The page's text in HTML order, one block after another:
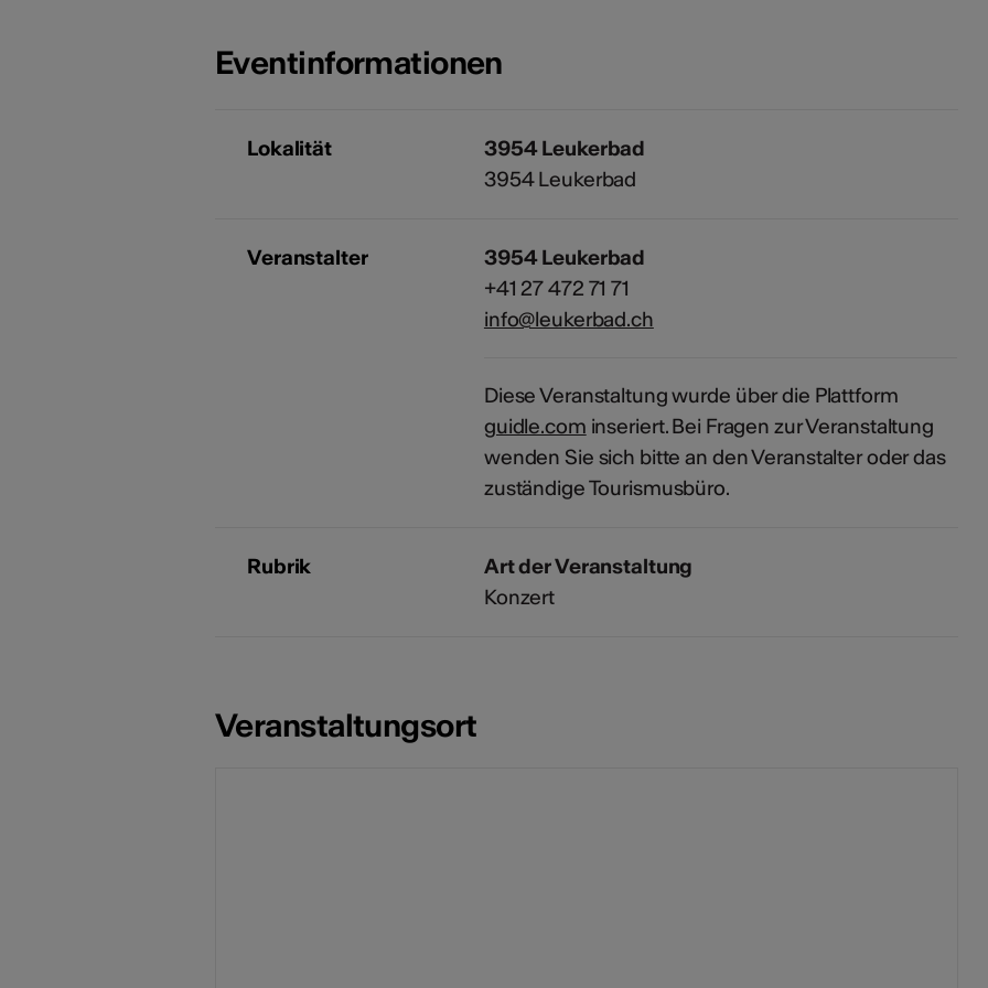
Eventinformationen
Lokalität
3954 Leukerbad
3954 Leukerbad
Veranstalter
3954 Leukerbad
+41 27 472 71 71
info@leukerbad.ch
Diese Veranstaltung wurde über die Plattform
guidle.com inseriert. Bei Fragen zur Veranstaltung
wenden Sie sich bitte an den Veranstalter oder das
zuständige Tourismusbüro.
Rubrik
Art der Veranstaltung
Konzert
Veranstaltungsort